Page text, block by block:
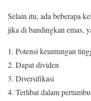
Selain itu, ada beberapa
jika di bandingkan emas,
Potensi keuntungan
Dapat dividen
Diversifikasi
Terlibat dalam